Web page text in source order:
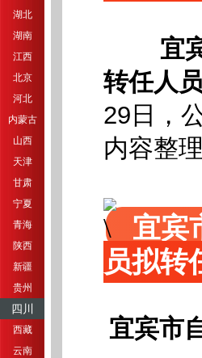
湖北
湖南
江西
北京
河北
内蒙古
山西
天津
甘肃
宁夏
青海
陕西
新疆
贵州
四川
西藏
云南
宜
转任人
29日，
内容整
宜宾
员拟转
宜宾市